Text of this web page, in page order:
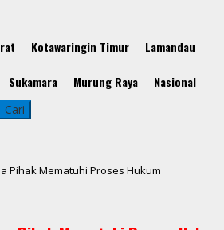
Kotawaringin Timur Lamandau
Sukamara Murung Raya Nasional
Pihak Mematuhi Proses Hukum